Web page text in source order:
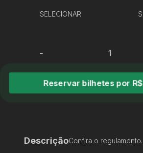
SELECIONAR
-
Reservar bilhetes por
DescriçãoConfira o regulamento.